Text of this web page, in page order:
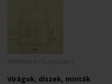
Virágok, díszek, minták